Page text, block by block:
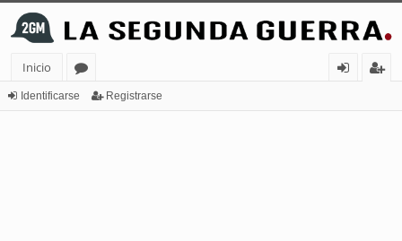
Inicio
or
Identificarse Registrarse